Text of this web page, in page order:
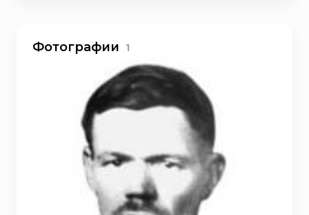
Фотографии 1